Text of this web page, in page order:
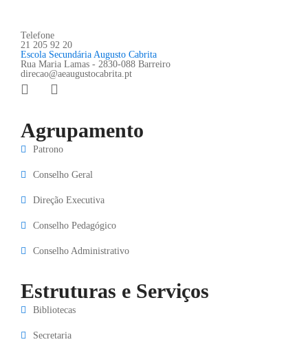
Telefone
21 205 92 20
Escola Secundária Augusto Cabrita
Rua Maria Lamas - 2830-088 Barreiro
direcao@aeaugustocabrita.pt
Agrupamento
Patrono
Conselho Geral
Direção Executiva
Conselho Pedagógico
Conselho Administrativo
Estruturas e Serviços
Bibliotecas
Secretaria